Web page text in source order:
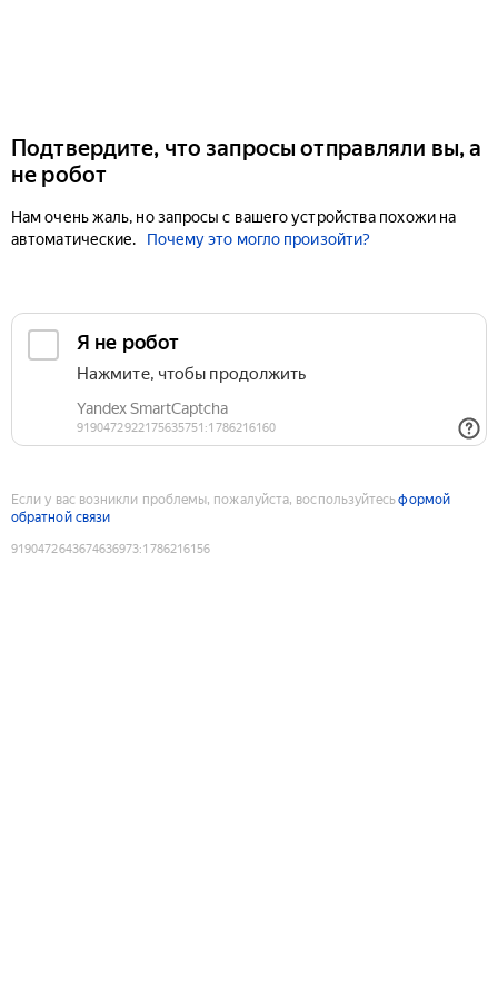
Подтвердите, что запросы отправляли вы, а
не робот
Нам очень жаль, но запросы с вашего устройства похожи на
автоматические.
Почему это могло произойти?
Если у вас возникли проблемы, пожалуйста, воспользуйтесьформой
обратной связи
9190472643674636973:1786216156